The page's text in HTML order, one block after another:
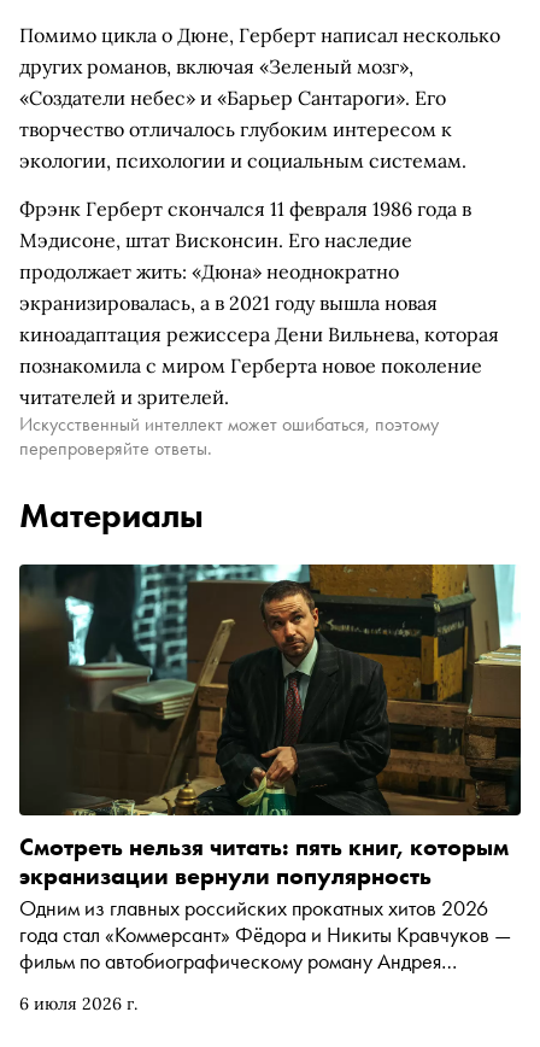
Помимо цикла о Дюне, Герберт написал несколько
других романов, включая «Зеленый мозг»,
«Создатели небес» и «Барьер Сантароги». Его
творчество отличалось глубоким интересом к
экологии, психологии и социальным системам.
Фрэнк Герберт скончался 11 февраля 1986 года в
Мэдисоне, штат Висконсин. Его наследие
продолжает жить: «Дюна» неоднократно
экранизировалась, а в 2021 году вышла новая
киноадаптация режиссера Дени Вильнева, которая
познакомила с миром Герберта новое поколение
читателей и зрителей.
Искусственный интеллект может ошибаться, поэтому
перепроверяйте ответы.
Материалы
6 июля 2026 г.
Смотреть нельзя читать: пять книг, которым
экранизации вернули популярность
Одним из главных российских прокатных хитов 2026
года стал «Коммерсант» Фёдора и Никиты Кравчуков —
фильм по автобиографическому роману Андрея
проката интерес к книге, по данным сервиса «КИОН